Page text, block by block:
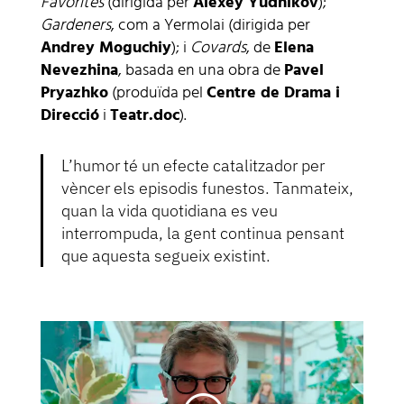
Gardeners, com a Yermolai (dirigida per
Andrey Moguchiy); i Covards, deElena
Nevezhina, basada en una obra dePavel
Pryazhko(produïda pelCentre de Drama i
DireccióiTeatr.doc).
L’humor té un efecte catalitzador per
vèncer els episodis funestos. Tanmateix,
quan la vida quotidiana es veu
interrompuda, la gent continua pensant
que aquesta segueix existint.